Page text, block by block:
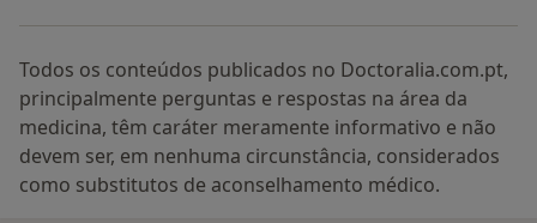
Todos os conteúdos publicados no Doctoralia.com.pt,
principalmente perguntas e respostas na área da
medicina, têm caráter meramente informativo e não
devem ser, em nenhuma circunstância, considerados
como substitutos de aconselhamento médico.